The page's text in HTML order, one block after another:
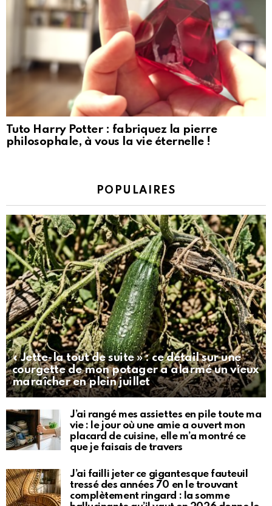
Tuto Harry Potter : fabriquez la pierre
philosophale, à vous la vie éternelle !
POPULAIRES
« Jette-la tout de suite » : ce détail sur une
courgette de mon potager a alarmé un vieux
maraîcher en plein juillet
J’ai rangé mes assiettes en pile toute ma
vie : le jour où une amie a ouvert mon
placard de cuisine, elle m’a montré ce
que je faisais de travers
J’ai failli jeter ce gigantesque fauteuil
tressé des années 70 en le trouvant
complètement ringard : la somme